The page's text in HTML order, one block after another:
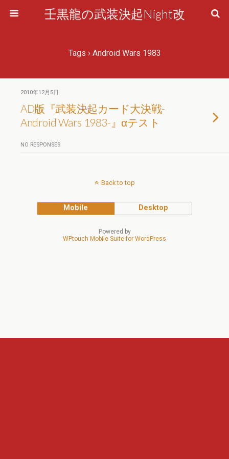
壬黒龍の武装決起Night改
Tags › Android Wars 1983
2010年12月5日
AD版『武装決起カード大決戦-
Android Wars 1983-』αテスト
NO RESPONSES
Back to top
Mobile Desktop
Powered by
WPtouch Mobile Suite for WordPress